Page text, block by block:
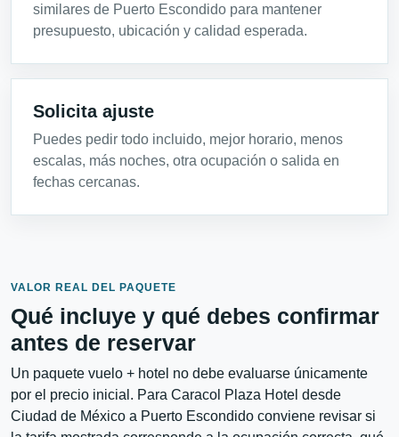
similares de Puerto Escondido para mantener
presupuesto, ubicación y calidad esperada.
Solicita ajuste
Puedes pedir todo incluido, mejor horario, menos
escalas, más noches, otra ocupación o salida en
fechas cercanas.
VALOR REAL DEL PAQUETE
Qué incluye y qué debes confirmar
antes de reservar
Un paquete vuelo + hotel no debe evaluarse únicamente
por el precio inicial. Para Caracol Plaza Hotel desde
Ciudad de México a Puerto Escondido conviene revisar si